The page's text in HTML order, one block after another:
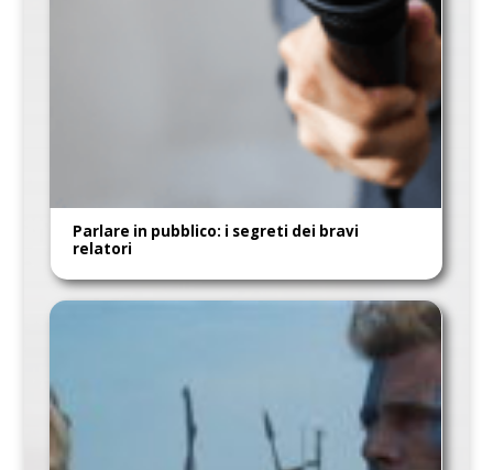
Parlare in pubblico: i segreti dei bravi
relatori